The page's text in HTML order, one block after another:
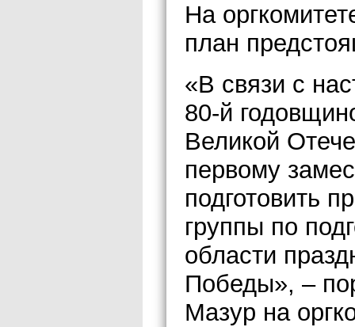
На
план
«В связи с
80-й
Великой
первому
подготовить
группы по
области
Победы», –
Мазур на